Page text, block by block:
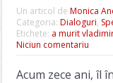
Un articol de Monica
Categoria: Dialoguri,
Etichete: a murit
Niciun comentariu
Acum zece ani, îl